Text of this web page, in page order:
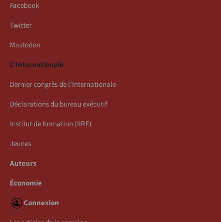
Facebook
Twitter
Mastodon
L’Internationale
Dernier congrès de l’Internationale
Déclarations du bureau exécutif
Institut de formation (IIRE)
Jeunes
Auteurs
Économie
Connexion